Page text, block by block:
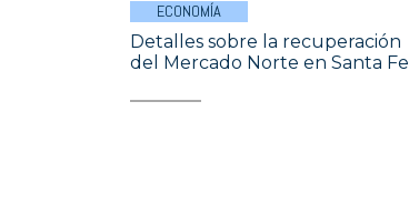
ECONOMÍA
Detalles sobre la recuperación
del Mercado Norte en Santa Fe